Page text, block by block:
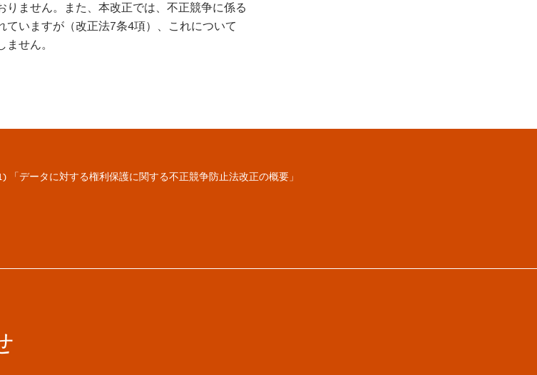
ません。また、本改正では、不正競争に係る
いますが（改正法7条4項）、これについて
せん。
「データに対する権利保護に関する不正競争防止法改正の概要」